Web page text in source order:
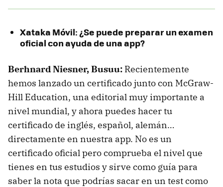
Xataka Móvil: ¿Se puede preparar un examen
oficial con ayuda de una app?
Berhnard Niesner, Busuu: Recientemente
hemos lanzado un certificado junto con McGraw-
Hill Education, una editorial muy importante a
nivel mundial, y ahora puedes hacer tu
certificado de inglés, español, alemán…
directamente en nuestra app. No es un
certificado oficial pero comprueba el nivel que
tienes en tus estudios y sirve como guía para
saber la nota que podrías sacar en un test como